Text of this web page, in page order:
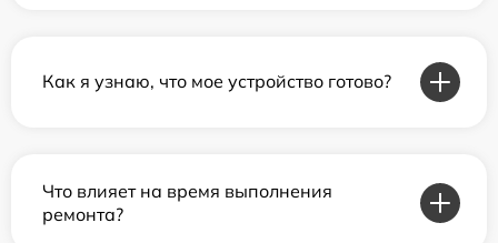
Как я узнаю, что мое устройство готово?
Что влияет на время выполнения
ремонта?